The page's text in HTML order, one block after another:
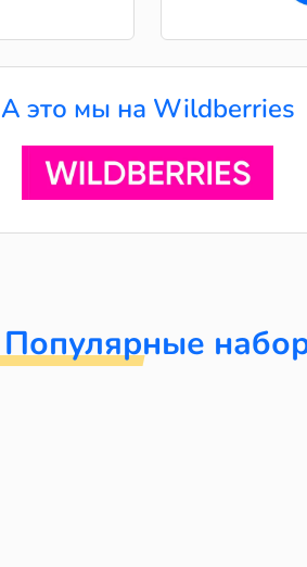
А это мы на Wildberries
Популярные